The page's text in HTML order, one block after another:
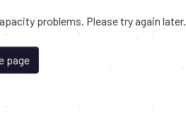
problems. Please try again later.
page